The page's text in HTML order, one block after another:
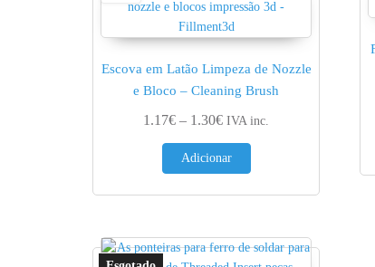
Escova em Latão Limpeza de Nozzle
e Bloco – Cleaning Brush
1.17€ – 1.30€Price range: 1.17€ through
IVA inc.
Adicionar